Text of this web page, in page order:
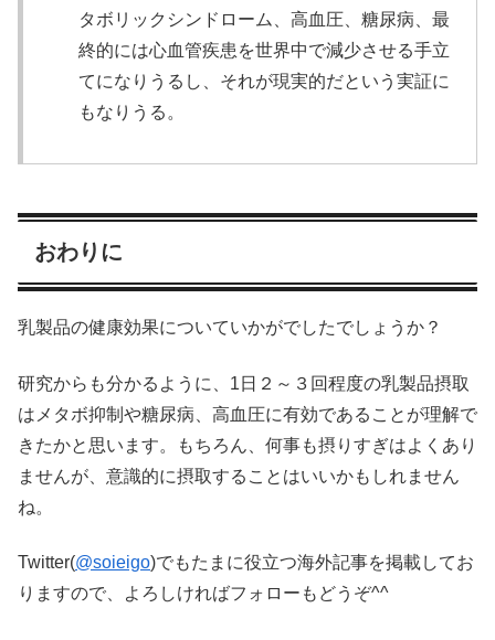
タボリックシンドローム、高血圧、糖尿病、最
終的には心血管疾患を世界中で減少させる手立
てになりうるし、それが現実的だという実証に
もなりうる。
おわりに
乳製品の健康効果についていかがでしたでしょうか？
研究からも分かるように、1日２～３回程度の乳製品摂取
はメタボ抑制や糖尿病、高血圧に有効であることが理解で
きたかと思います。もちろん、何事も摂りすぎはよくあり
ませんが、意識的に摂取することはいいかもしれません
ね。
Twitter(@soieigo)でもたまに役立つ海外記事を掲載してお
りますので、よろしければフォローもどうぞ^^